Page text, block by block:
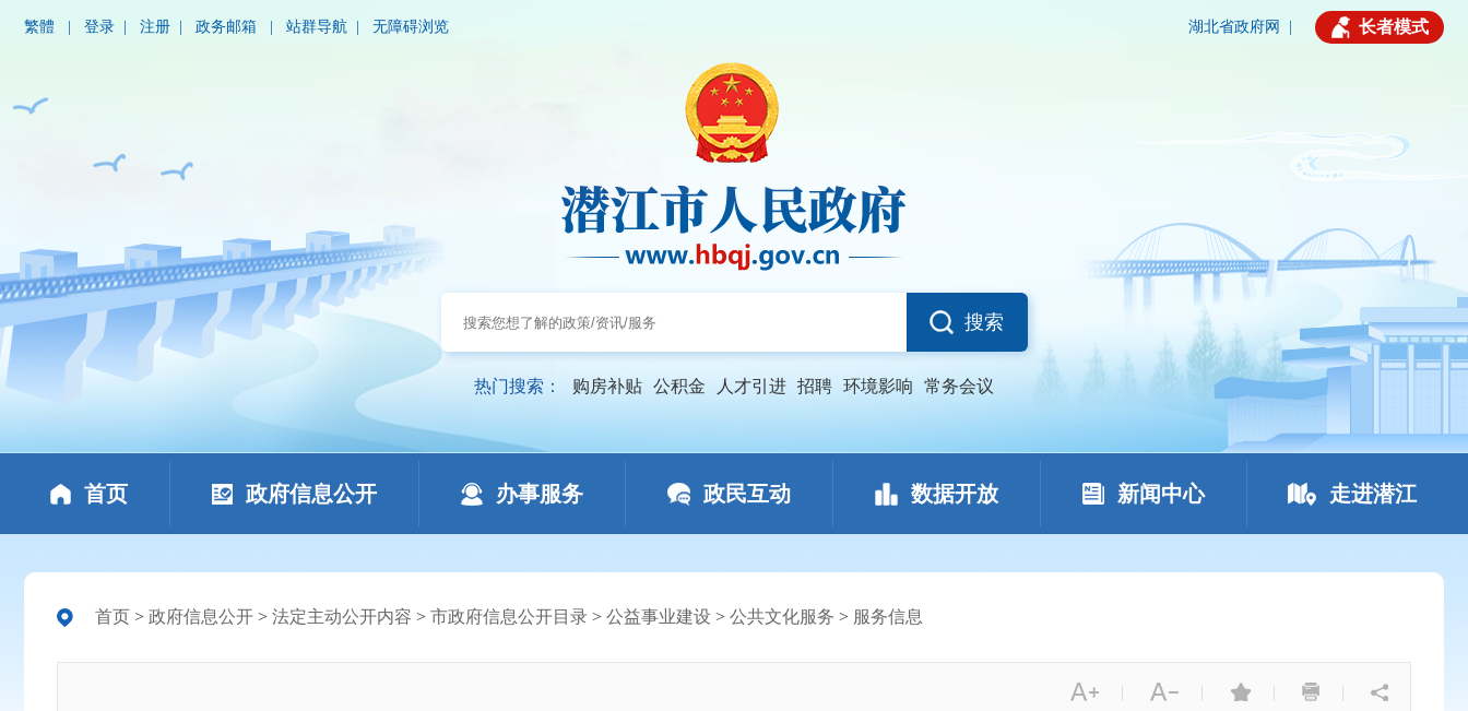
繁體 登录 注册 政务邮箱 站群导航 无障碍浏览 湖北省政府网 长者模式
搜索
热门搜索： 购房补贴 公积金 人才引进 招聘 环境影响 常务会议
首页 政府信息公开 办事服务 政民互动 数据开放 新闻中心 走进潜江
首页 > 政府信息公开 > 法定主动公开内容 > 市政府信息公开目录 > 公益事业建设 > 公共文化服务 > 服务信息
| | | |